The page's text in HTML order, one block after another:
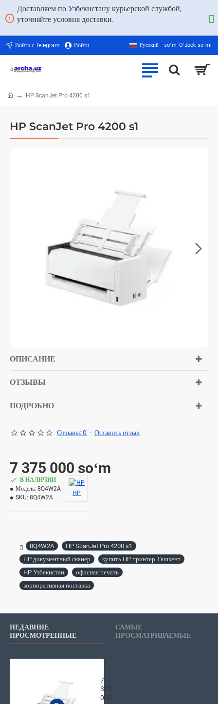
Доставляем по Узбекистану курьерской службой,
уточняйте условия доставки.
Войти с Telegram Войти Русский soʻm Oʻzbek soʻmi
HP ScanJet Pro 4200 s1
HP ScanJet Pro 4200 s1
ОПИСАНИЕ
ОТЗЫВЫ
ПОДРОБНО
Отзывы: 0 - Оставить отзыв
7 375 000 soʻm
В НАЛИЧИИ
Модель: 8Q4W2A
SKU: 8Q4W2A
HP
8Q4W2A
HP ScanJet Pro 4200 s1
HP документный сканер
купить HP принтер Ташкент
HP Узбекистан
офисная печать
корпоративная поставка
НЕДАВНИЕ
ПРОСМОТРЕННЫЕ
САМЫЕ
ПРОСМАТРИВАЕМЫЕ
7
375
000